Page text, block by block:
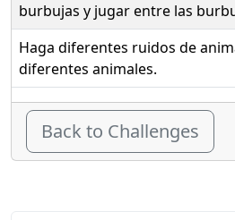
burbujas y jugar entre las
Haga diferentes ruidos de
diferentes animales.
Back to Challenges